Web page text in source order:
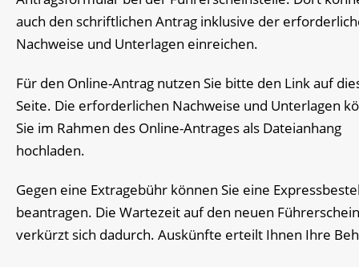
auch den schriftlichen Antrag inklusive der
Nachweise und Unterlagen einreichen.
Für den Online-Antrag nutzen Sie bitte den Link auf
Seite. Die erforderlichen Nachweise und Unterlagen
Sie im Rahmen des Online-Antrages als Dateianhang
hochladen.
Gegen eine Extragebühr können Sie eine
beantragen. Die Wartezeit auf den neuen Führerschein
verkürzt sich dadurch. Auskünfte erteilt Ihnen Ihre